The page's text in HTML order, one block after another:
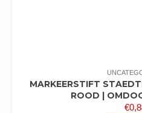
MARKEERSTIFT
ROOD |
€